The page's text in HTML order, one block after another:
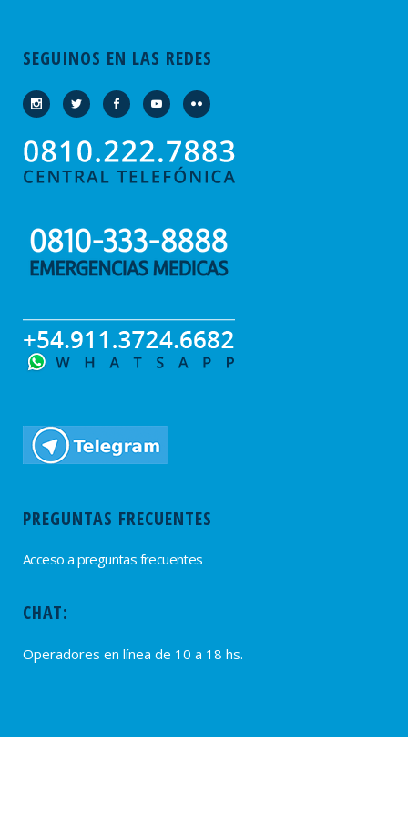
SEGUINOS EN LAS REDES
PREGUNTAS FRECUENTES
Acceso a preguntas frecuentes
CHAT:
Operadores en línea de 10 a 18 hs.
PROVEEDORES